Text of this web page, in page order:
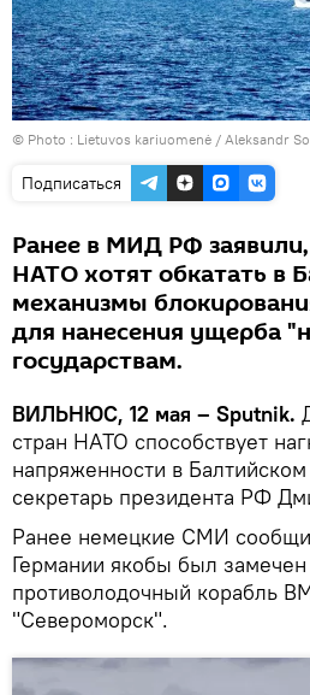
© Photo : Lietuvos kariuomenė / Aleksandr
Подписаться
Ранее в МИД РФ
НАТО хотят обкатать в
механизмы
для нанесения ущерба
государствам.
ВИЛЬНЮС, 12 мая – Sputnik.
стран НАТО способствует
напряженности в
секретарь президента РФ
Ранее немецкие СМИ
Германии якобы был
противолодочный корабль
"Североморск".